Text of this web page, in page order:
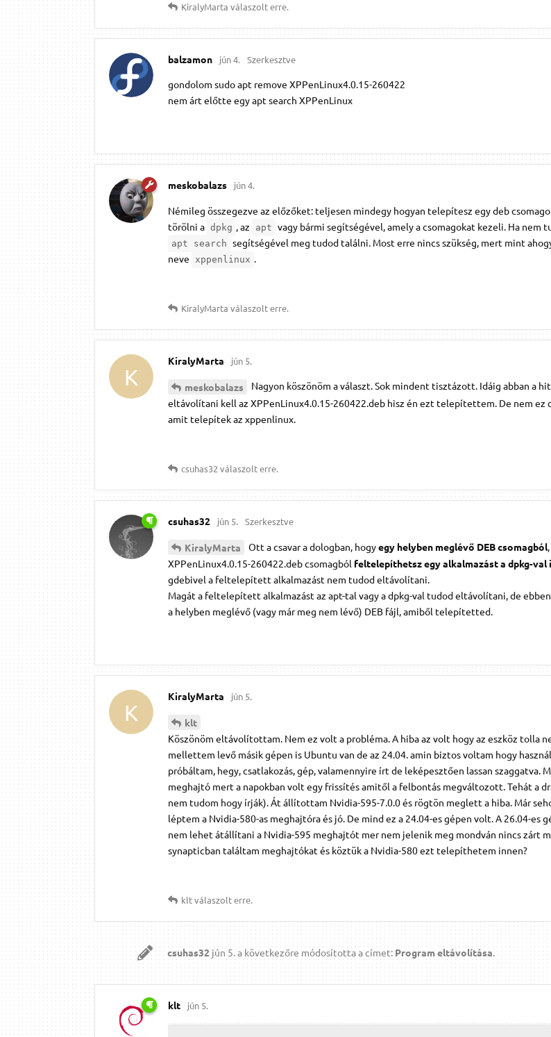
KiralyMarta válaszolt erre.
balzamon jún 4. Szerkesztve
gondolom sudo apt remove XPPenLinux4.0.15-260422
nem árt előtte egy apt search XPPenLinux
meskobalazs jún 4.
Némileg összegezve az előzőket: teljesen mindegy hogyan telepítesz egy deb
törölni a dpkg , az apt vagy bármi segítségével, amely a csomagokat kezeli. Ha nem
apt search segítségével meg tudod találni. Most erre nincs szükség, mert mint
neve xppenlinux .
KiralyMarta válaszolt erre.
K
KiralyMarta jún 5.
meskobalazs
Nagyon köszönöm a választ. Sok mindent tisztázott. Idáig abban a
eltávolítani kell az XPPenLinux4.0.15-260422.deb hisz én ezt telepítettem. De nem ez
amit telepítek az xppenlinux.
csuhas32 válaszolt erre.
csuhas32 jún 5. Szerkesztve
KiralyMarta Ott a csavar a dologban, hogyegy helyben meglévő DEB csomagból
XPPenLinux4.0.15-260422.deb csomagból feltelepíthetsz egy alkalmazást a dpkg-val
gdebivel a feltelepített alkalmazást nem tudod eltávolítani.
Magát a feltelepített alkalmazást az apt-tal vagy a dpkg-val tudod eltávolítani, de
a helyben meglévő (vagy már meg nem lévő) DEB fájl, amiből telepítetted.
K
KiralyMarta jún 5.
klt
Köszönöm eltávolítottam. Nem ez volt a probléma. A hiba az volt hogy az eszköz tolla
mellettem levő másik gépen is Ubuntu van de az 24.04. amin biztos voltam hogy
próbáltam, hegy, csatlakozás, gép, valamennyire írt de leképesztően lassan szaggatva.
meghajtó mert a napokban volt egy frissítés amitől a felbontás megváltozott. Tehát a
nem tudom hogy írják). Át állítottam Nvidia-595-7.0.0 és rögtön meglett a hiba. Már
léptem a Nvidia-580-as meghajtóra és jó. De mind ez a 24.04-es gépen volt. A 26.04-es
nem lehet átállítani a Nvidia-595 meghajtót mer nem jelenik meg mondván nincs zárt
synapticban találtam meghajtókat és köztük a Nvidia-580 ezt telepíthetem innen?
kltválaszolt erre.
csuhas32 jún 5.a következőre módosította a címet:Program eltávolítása.
klt jún 5.